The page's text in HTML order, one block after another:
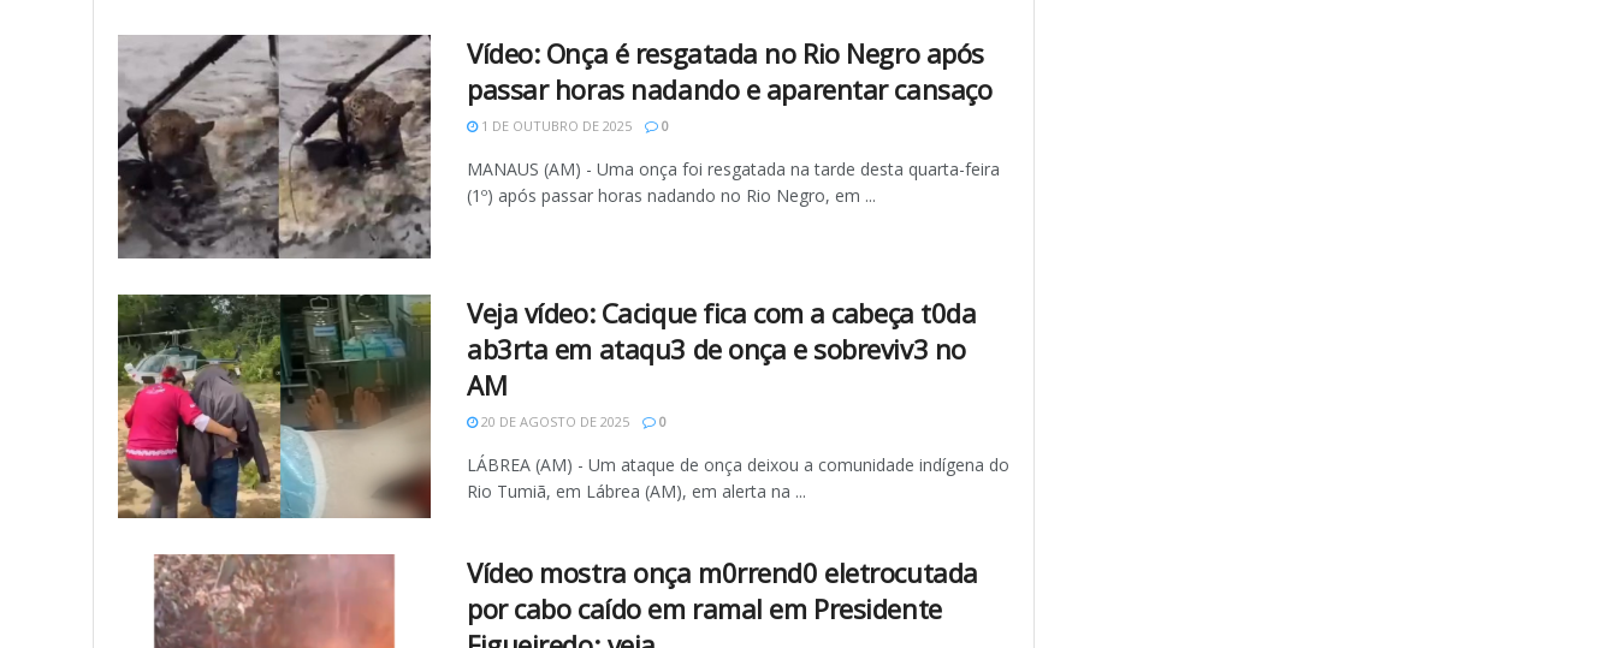
Vídeo: Onça é resgatada no Rio Negro após
passar horas nadando e aparentar cansaço
1 DE OUTUBRO DE 2025 0
MANAUS (AM) - Uma onça foi resgatada na tarde desta quarta-feira
(1º) após passar horas nadando no Rio Negro, em ...
Veja vídeo: Cacique fica com a cabeça t0da
ab3rta em ataqu3 de onça e sobreviv3 no
AM
20 DE AGOSTO DE 2025 0
LÁBREA (AM) - Um ataque de onça deixou a comunidade indígena do
Rio Tumiã, em Lábrea (AM), em alerta na ...
Vídeo mostra onça m0rrend0 eletrocutada
por cabo caído em ramal em Presidente